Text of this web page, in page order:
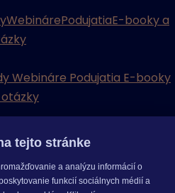
WebinárePodujatiaE-booky a
Webináre Podujatia E-booky
dokumenty
Odporúčaná
Mobilné aplikácie
tejto stránke
a analýzu informácií o
funkcií sociálnych médií a